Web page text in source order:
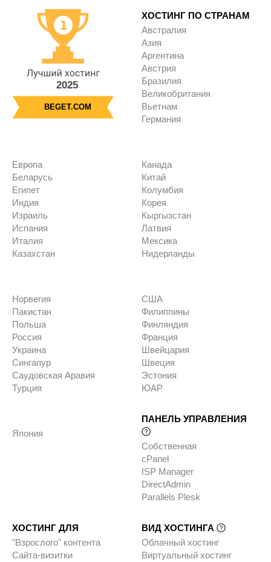
2025
BEGET.COM
ХОСТИНГ ПО СТРАНАМ
Австралия
Азия
Аргентина
Австрия
Бразилия
Великобритания
Вьетнам
Германия
Европа
Беларусь
Египет
Индия
Израиль
Испания
Италия
Казахстан
Канада
Китай
Колумбия
Корея
Кыргызстан
Латвия
Мексика
Нидерланды
Норвегия
Пакистан
Польша
Россия
Украина
Сингапур
Саудовская Аравия
Турция
США
Филиппины
Финляндия
Франция
Швейцария
Швеция
Эстония
ЮАР
Япония
ПАНЕЛЬ УПРАВЛЕНИЯ
Собственная
cPanel
ISP Manager
DirectAdmin
Parallels Plesk
ХОСТИНГ ДЛЯ
"Взрослого" контента
Сайта-визитки
ВИД ХОСТИНГА
Облачный хостинг
Виртуальный хостинг